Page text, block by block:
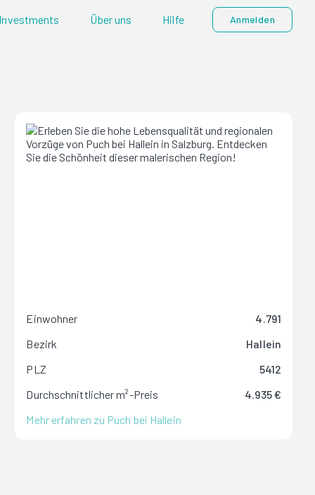
Investments Über uns Hilfe Anmelden
Einwohner
4.791
Bezirk
Hallein
PLZ
5412
Durchschnittlicher m²-Preis
4.935 €
Mehr erfahren zu Puch bei Hallein